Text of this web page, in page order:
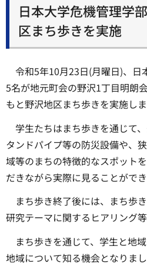
日本大学危機管理学
区まち歩きを実施
令和5年10月23日(月曜日)、日
5名が地元町会の野沢1丁目明朗
もと野沢地区まち歩きを実施しま
学生たちはまち歩きを通じて
タンドパイプ等の防災設備や、
域等のまちの特徴的なスポット
だきながら実際に見ることができ
まち歩き終了後には、まち歩
研究テーマに関するヒアリング
まち歩きを通じて、学生と地
地域について知る機会となりまし